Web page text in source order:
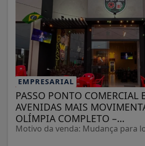
EMPRESARIAL
PASSO PONTO COMERCIAL
AVENIDAS MAIS
OLÍMPIA COMPLETO –...
Motivo da venda: Mudança para